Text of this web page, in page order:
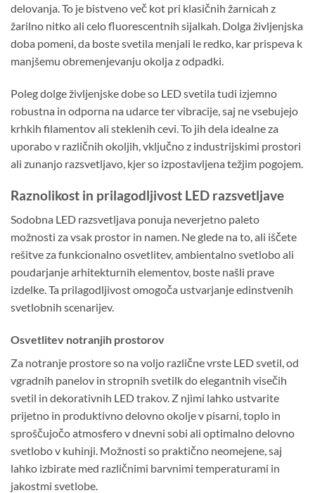
delovanja. To je bistveno več kot pri klasičnih žarnicah z
žarilno nitko ali celo fluorescentnih sijalkah. Dolga življenjska
doba pomeni, da boste svetila menjali le redko, kar prispeva k
manjšemu obremenjevanju okolja z odpadki.
Poleg dolge življenjske dobe so LED svetila tudi izjemno
robustna in odporna na udarce ter vibracije, saj ne vsebujejo
krhkih filamentov ali steklenih cevi. To jih dela idealne za
uporabo v različnih okoljih, vključno z industrijskimi prostori
ali zunanjo razsvetljavo, kjer so izpostavljena težjim pogojem.
Raznolikost in prilagodljivost LED razsvetljave
Sodobna LED razsvetljava ponuja neverjetno paleto
možnosti za vsak prostor in namen. Ne glede na to, ali iščete
rešitve za funkcionalno osvetlitev, ambientalno svetlobo ali
poudarjanje arhitekturnih elementov, boste našli prave
izdelke. Ta prilagodljivost omogoča ustvarjanje edinstvenih
svetlobnih scenarijev.
Osvetlitev notranjih prostorov
Za notranje prostore so na voljo različne vrste LED svetil, od
vgradnih panelov in stropnih svetilk do elegantnih visečih
svetil in dekorativnih LED trakov. Z njimi lahko ustvarite
prijetno in produktivno delovno okolje v pisarni, toplo in
sproščujočo atmosfero v dnevni sobi ali optimalno delovno
svetlobo v kuhinji. Možnosti so praktično neomejene, saj
lahko izbirate med različnimi barvnimi temperaturami in
jakostmi svetlobe.